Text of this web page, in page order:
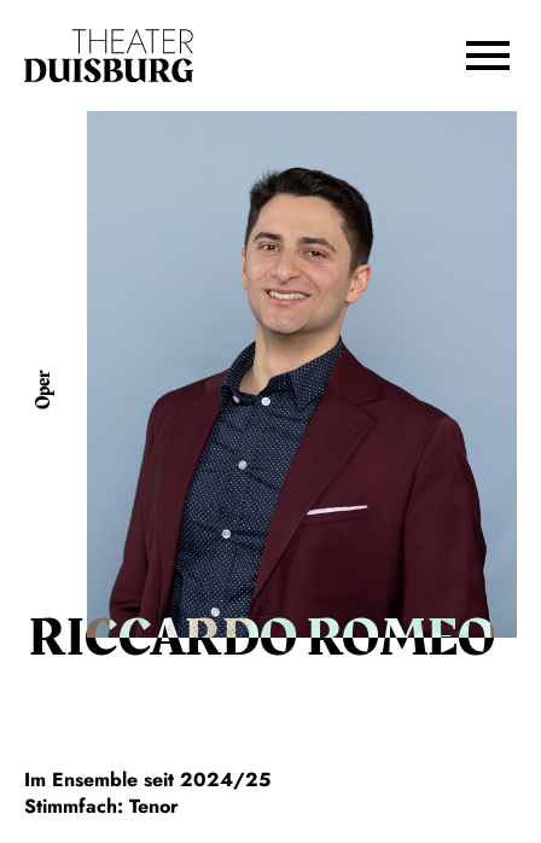
Zur Hauptnavigation springen
Zum Footer springen
Oper
RICCARDO ROMEO
Im Ensemble seit 2024/25
Stimmfach: Tenor